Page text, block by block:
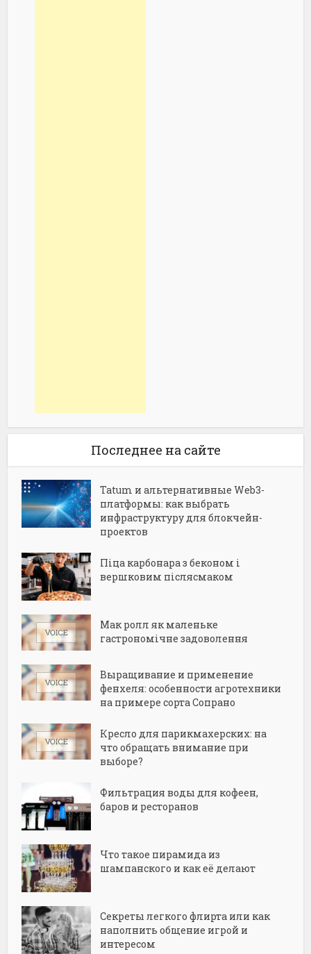
Последнее на сайте
Tatum и альтернативные Web3-
платформы: как выбрать
инфраструктуру для блокчейн-
проектов
Піца карбонара з беконом і
вершковим післясмаком
Мак ролл як маленьке
гастрономічне задоволення
Выращивание и применение
фенхеля: особенности агротехники
на примере сорта Сопрано
Кресло для парикмахерских: на
что обращать внимание при
выборе?
Фильтрация воды для кофеен,
баров и ресторанов
Что такое пирамида из
шампанского и как её делают
Секреты легкого флирта или как
наполнить общение игрой и
интересом